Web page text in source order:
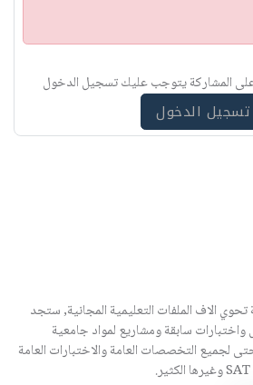
المشاركة يتوجب عليك تسجيل الدخول
تسجيل الدخول
الاف الملفات التعليمية المجانية, ستجد
سابقة ومشاريع لمواد جامعية
لجميع التخصصات العامة والاختبارات العامة